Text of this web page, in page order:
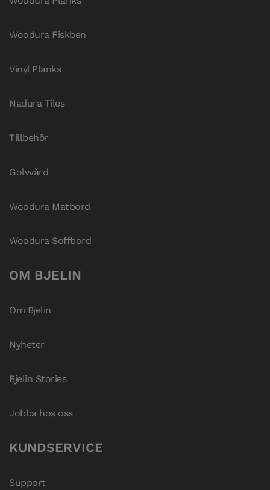
Woodura Fiskben
Vinyl Planks
Nadura Tiles
Tillbehör
Golvvård
Woodura Matbord
Woodura Soffbord
OM BJELIN
Om Bjelin
Nyheter
Bjelin Stories
Jobba hos oss
KUNDSERVICE
Support